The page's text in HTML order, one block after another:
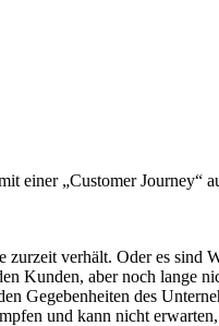
einer „Customer Journey“
zurzeit verhält. Oder es sind
Kunden, aber noch lange
Gegebenheiten des
und kann nicht